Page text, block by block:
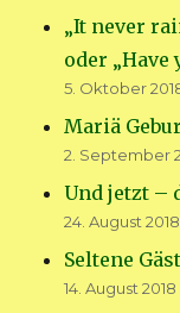
„It never
oder „Have
5. Oktober
Mariä
2. September
Und jetzt –
24. August 2018
Seltene
14. August 2018